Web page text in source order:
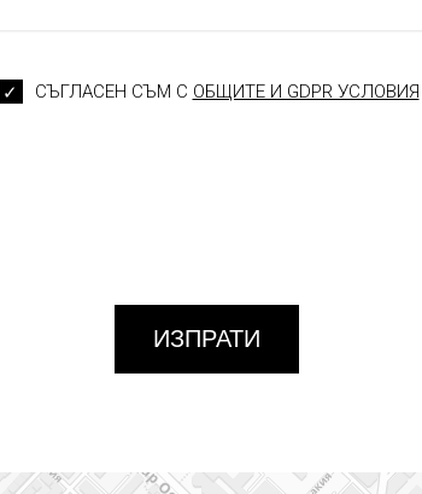
СЪГЛАСЕН СЪМ С ОБЩИТЕ И GDPR УСЛОВИЯ
ИЗПРАТИ